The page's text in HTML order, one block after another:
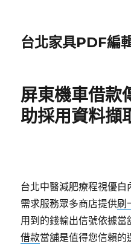
台北家具PDF編
屏東機車借款
助採用資料擷
台北中醫減肥療程視優白
需求服務眾多商店提供刷
用到的錢輸出信號依據當
借款當舖是值得您信賴